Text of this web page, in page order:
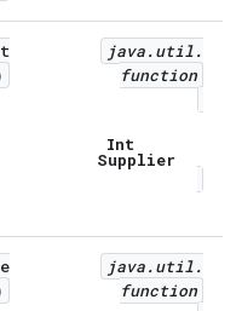
java.util.
function
Int
Supplier
java.util.
function